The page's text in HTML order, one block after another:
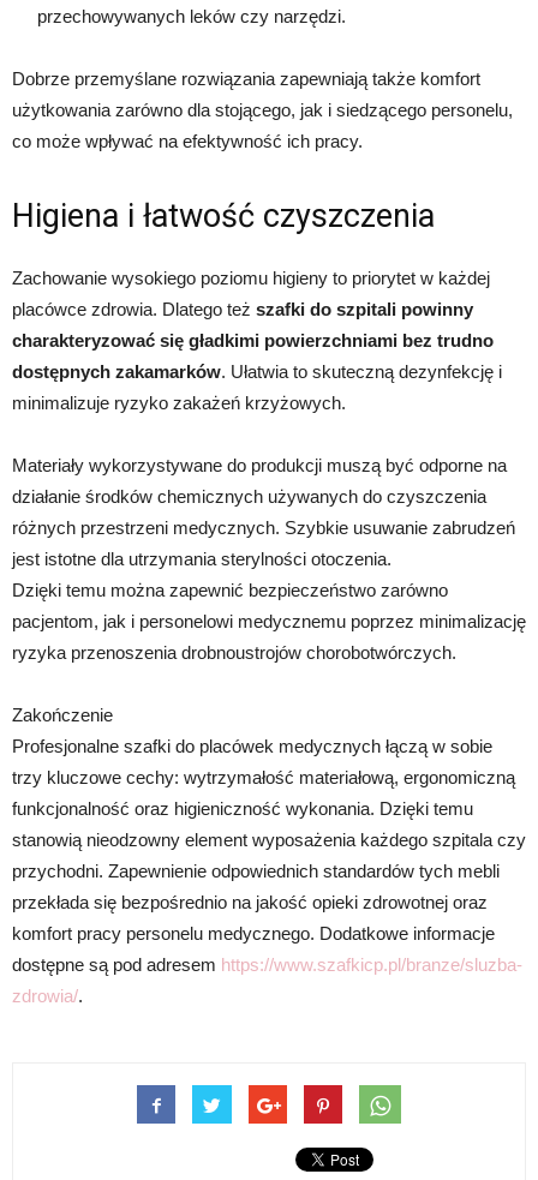
przechowywanych leków czy narzędzi.
Dobrze przemyślane rozwiązania zapewniają także komfort
użytkowania zarówno dla stojącego, jak i siedzącego personelu,
co może wpływać na efektywność ich pracy.
Higiena i łatwość czyszczenia
Zachowanie wysokiego poziomu higieny to priorytet w każdej
placówce zdrowia. Dlatego też szafki do szpitali powinny
charakteryzować się gładkimi powierzchniami bez trudno
dostępnych zakamarków. Ułatwia to skuteczną dezynfekcję i
minimalizuje ryzyko zakażeń krzyżowych.
Materiały wykorzystywane do produkcji muszą być odporne na
działanie środków chemicznych używanych do czyszczenia
różnych przestrzeni medycznych. Szybkie usuwanie zabrudzeń
jest istotne dla utrzymania sterylności otoczenia.
Dzięki temu można zapewnić bezpieczeństwo zarówno
pacjentom, jak i personelowi medycznemu poprzez minimalizację
ryzyka przenoszenia drobnoustrojów chorobotwórczych.
Zakończenie
Profesjonalne szafki do placówek medycznych łączą w sobie
trzy kluczowe cechy: wytrzymałość materiałową, ergonomiczną
funkcjonalność oraz higieniczność wykonania. Dzięki temu
stanowią nieodzowny element wyposażenia każdego szpitala czy
przychodni. Zapewnienie odpowiednich standardów tych mebli
przekłada się bezpośrednio na jakość opieki zdrowotnej oraz
komfort pracy personelu medycznego. Dodatkowe informacje
dostępne są pod adresem https://www.szafkicp.pl/branze/sluzba-
zdrowia/.